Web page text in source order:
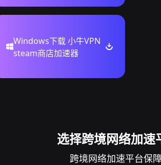
Windows下载 小牛VPN
steam商店加速器
选择跨境网络加速
跨境网络加速平台保